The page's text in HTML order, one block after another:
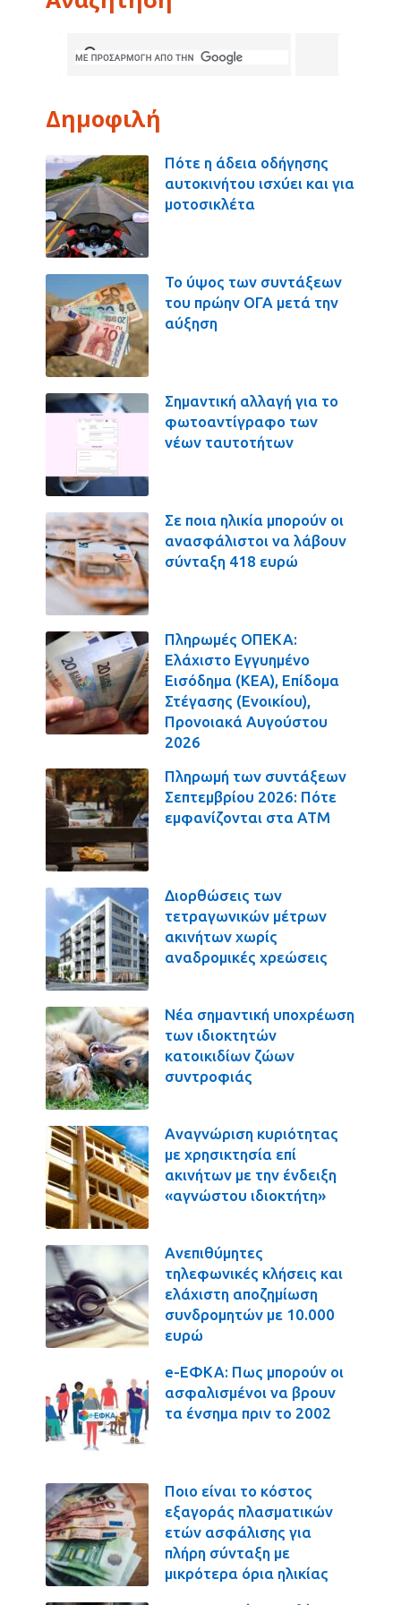
Δημοφιλή
Πότε η άδεια οδήγησης
αυτοκινήτου ισχύει και για
μοτοσικλέτα
Το ύψος των συντάξεων
του πρώην ΟΓΑ μετά την
αύξηση
Σημαντική αλλαγή για το
φωτοαντίγραφο των
νέων ταυτοτήτων
Σε ποια ηλικία μπορούν οι
ανασφάλιστοι να λάβουν
σύνταξη 418 ευρώ
Πληρωμές ΟΠΕΚΑ:
Ελάχιστο Εγγυημένο
Εισόδημα (ΚΕΑ), Επίδομα
Στέγασης (Ενοικίου),
Προνοιακά Αυγούστου
2026
Πληρωμή των συντάξεων
Σεπτεμβρίου 2026: Πότε
εμφανίζονται στα ΑΤΜ
Διορθώσεις των
τετραγωνικών μέτρων
ακινήτων χωρίς
αναδρομικές χρεώσεις
Νέα σημαντική υποχρέωση
των ιδιοκτητών
κατοικιδίων ζώων
συντροφιάς
Αναγνώριση κυριότητας
με χρησικτησία επί
ακινήτων με την ένδειξη
«αγνώστου ιδιοκτήτη»
Ανεπιθύμητες
τηλεφωνικές κλήσεις και
ελάχιστη αποζημίωση
συνδρομητών με 10.000
ευρώ
e-ΕΦΚΑ: Πως μπορούν οι
ασφαλισμένοι να βρουν
τα ένσημα πριν το 2002
Ποιο είναι το κόστος
εξαγοράς πλασματικών
ετών ασφάλισης για
πλήρη σύνταξη με
μικρότερα όρια ηλικίας